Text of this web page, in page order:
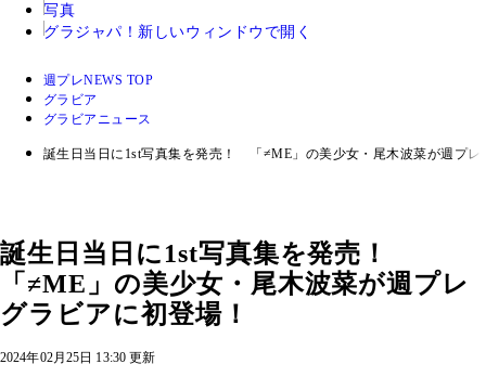
写真
グラジャパ！ 新しいウィンドウで開く
週プレNEWS TOP
グラビア
グラビアニュース
誕生日当日に1st写真集を発売！ 「≠ME」の美少女・尾木波菜が週プレ
誕生日当日に1st写真集を発売！
「≠ME」の美少女・尾木波菜が週プレ
グラビアに初登場！
2024年02月25日 13:30 更新